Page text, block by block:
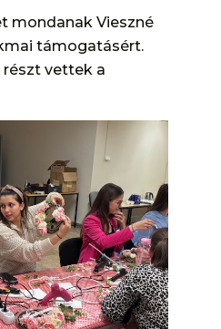
mondanak Vieszné
támogatásért.
részt vettek a